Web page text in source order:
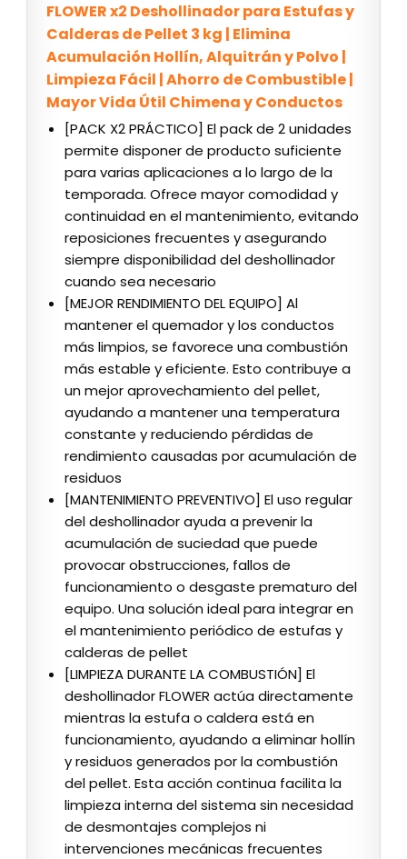
FLOWER x2 Deshollinador para Estufas y
Calderas de Pellet 3 kg | Elimina
Acumulación Hollín, Alquitrán y Polvo |
Limpieza Fácil | Ahorro de Combustible |
Mayor Vida Útil Chimena y Conductos
[PACK X2 PRÁCTICO] El pack de 2 unidades
permite disponer de producto suficiente
para varias aplicaciones a lo largo de la
temporada. Ofrece mayor comodidad y
continuidad en el mantenimiento, evitando
reposiciones frecuentes y asegurando
siempre disponibilidad del deshollinador
cuando sea necesario
[MEJOR RENDIMIENTO DEL EQUIPO] Al
mantener el quemador y los conductos
más limpios, se favorece una combustión
más estable y eficiente. Esto contribuye a
un mejor aprovechamiento del pellet,
ayudando a mantener una temperatura
constante y reduciendo pérdidas de
rendimiento causadas por acumulación de
residuos
[MANTENIMIENTO PREVENTIVO] El uso regular
del deshollinador ayuda a prevenir la
acumulación de suciedad que puede
provocar obstrucciones, fallos de
funcionamiento o desgaste prematuro del
equipo. Una solución ideal para integrar en
el mantenimiento periódico de estufas y
calderas de pellet
[LIMPIEZA DURANTE LA COMBUSTIÓN] El
deshollinador FLOWER actúa directamente
mientras la estufa o caldera está en
funcionamiento, ayudando a eliminar hollín
y residuos generados por la combustión
del pellet. Esta acción continua facilita la
limpieza interna del sistema sin necesidad
de desmontajes complejos ni
intervenciones mecánicas frecuentes